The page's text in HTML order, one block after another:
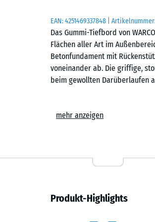
EAN:4251469337848 |
Das Gummi-Tiefbord von
Flächen aller Art im
Betonfundament mit
voneinander ab. Die griffige,
beim gewollten Darüberlaufen
Einbuchtungen, die den
Auf einer Frostschutzschicht
mehr anzeigen
Produkt-Highlights